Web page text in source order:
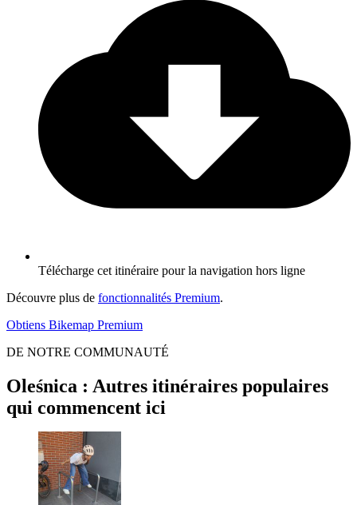
Télécharge cet itinéraire pour la navigation hors ligne
Découvre plus de fonctionnalités Premium.
Obtiens Bikemap Premium
DE NOTRE COMMUNAUTÉ
Oleśnica : Autres itinéraires populaires
qui commencent ici